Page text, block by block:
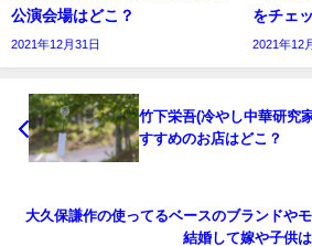
公演会場はどこ？
2021年12月31日
をチェ
2021年12
竹下栄吾(冷やし中華研究
すすめのお店はどこ？
大久保謙作の使ってるベースのブランドやモ
結婚して嫁や子供